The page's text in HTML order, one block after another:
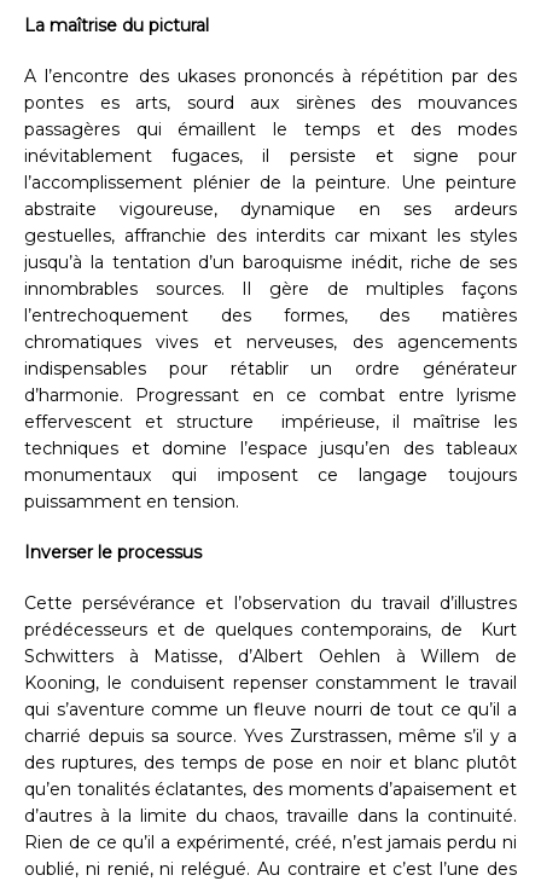
La maîtrise du pictural
A l’encontre des ukases prononcés à répétition par des
pontes es arts, sourd aux sirènes des mouvances
passagères qui émaillent le temps et des modes
inévitablement fugaces, il persiste et signe pour
l’accomplissement plénier de la peinture. Une peinture
abstraite vigoureuse, dynamique en ses ardeurs
gestuelles, affranchie des interdits car mixant les styles
jusqu’à la tentation d’un baroquisme inédit, riche de ses
innombrables sources. Il gère de multiples façons
l’entrechoquement des formes, des matières
chromatiques vives et nerveuses, des agencements
indispensables pour rétablir un ordre générateur
d’harmonie. Progressant en ce combat entre lyrisme
effervescent et structure impérieuse, il maîtrise les
techniques et domine l’espace jusqu’en des tableaux
monumentaux qui imposent ce langage toujours
puissamment en tension.
Inverser le processus
Cette persévérance et l’observation du travail d’illustres
prédécesseurs et de quelques contemporains, de Kurt
Schwitters à Matisse, d’Albert Oehlen à Willem de
Kooning, le conduisent repenser constamment le travail
qui s’aventure comme un fleuve nourri de tout ce qu’il a
charrié depuis sa source. Yves Zurstrassen, même s’il y a
des ruptures, des temps de pose en noir et blanc plutôt
qu’en tonalités éclatantes, des moments d’apaisement et
d’autres à la limite du chaos, travaille dans la continuité.
Rien de ce qu’il a expérimenté, créé, n’est jamais perdu ni
oublié, ni renié, ni relégué. Au contraire et c’est l’une des